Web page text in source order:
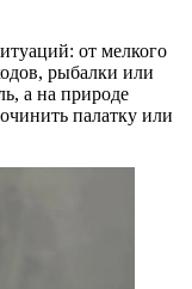
от мелкого
рыбалки или
а на природе
палатку или